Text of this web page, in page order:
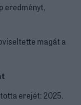
eredményt,
magát a
erejét: 2025.